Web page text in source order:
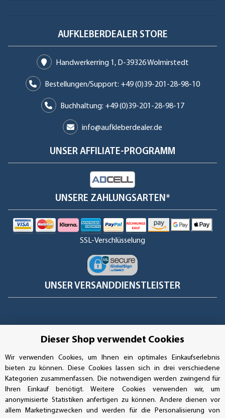
AUFKLEBERDEALER STORE
Handwerkerring 1, D-39326 Wolmirstedt
Bestellungen/Support: +49 (0)39-201-28-98-10
Buchhaltung: +49 (0)39-201-28-98-17
info@aufkleberdealer.de
UNSER AFFILIATE-PROGRAMM
UNSERE ZAHLUNGSARTEN*
SSL-Verschlüsselung
UNSER VERSANDDIENSTLEISTER
Dieser Shop verwendet Cookies
Wir verwenden Cookies, um Ihnen ein optimales Einkaufserlebnis
bieten zu können. Diese Cookies lassen sich in drei verschiedene
Kategorien zusammenfassen. Die notwendigen werden zwingend für
Ihren Einkauf benötigt. Weitere Cookies verwenden wir, um
anonymisierte Statistiken anfertigen zu können. Andere dienen vor
allem Marketingzwecken und werden für die Personalisierung von